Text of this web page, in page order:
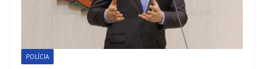
POLÍCIA